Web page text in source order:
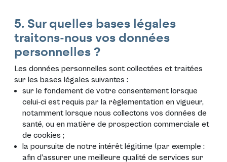
5. Sur quelles bases légales
traitons-nous vos données
personnelles ?
Les données personnelles sont collectées et traitées
sur les bases légales suivantes :
sur le fondement de votre consentement lorsque
celui-ci est requis par la règlementation en vigueur,
notamment lorsque nous collectons vos données de
santé, ou en matière de prospection commerciale et
de cookies ;
la poursuite de notre intérêt légitime (par exemple :
afin d’assurer une meilleure qualité de services sur